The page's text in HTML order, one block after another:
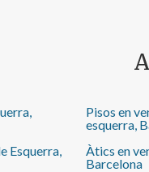
Pisos en
esquerra,
Esquerra,
Àtics en
Barcelona